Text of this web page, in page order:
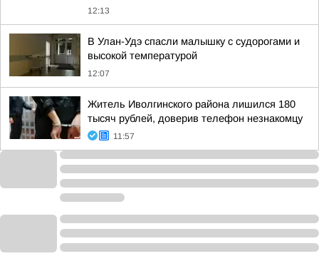
12:13
В Улан-Удэ спасли малышку с судорогами и
высокой температурой
12:07
Житель Иволгинского района лишился 180
тысяч рублей, доверив телефон незнакомцу
11:57